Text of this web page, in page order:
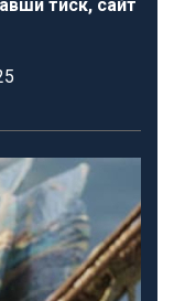
тиск, сайт